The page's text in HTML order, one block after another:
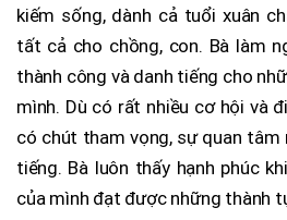
kiếm sống, dành cả tuổi xuân
tất cả cho chồng, con. Bà làm
thành công và danh tiếng cho
mình. Dù có rất nhiều cơ hội và
có chút tham vọng, sự quan tâm
tiếng. Bà luôn thấy hạnh phúc
của mình đạt được những thành